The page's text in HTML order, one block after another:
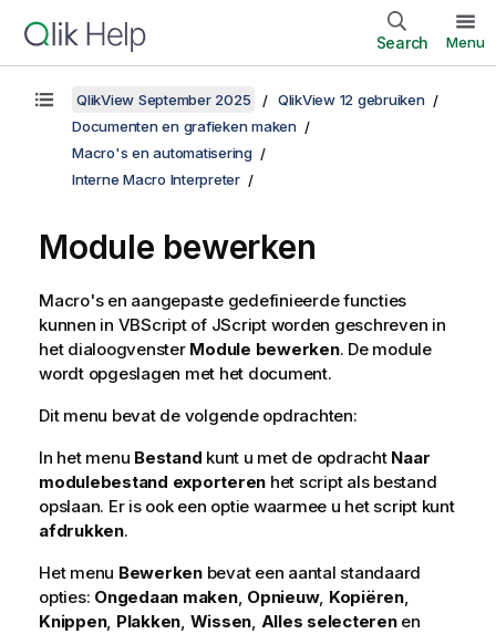
Search Menu
QlikView September 2025
QlikView 12 gebruiken
Documenten en grafieken maken
Macro's en automatisering
Interne Macro Interpreter
Module bewerken
Macro's en aangepaste gedefinieerde functies
kunnen in VBScript of JScript worden geschreven in
het dialoogvenster Module bewerken. De module
wordt opgeslagen met het document.
Dit menu bevat de volgende opdrachten:
In het menu Bestand kunt u met de opdracht Naar
modulebestand exporteren het script als bestand
opslaan. Er is ook een optie waarmee u het script kunt
afdrukken.
Het menu Bewerkenbevat een aantal standaard
opties: Ongedaan maken, Opnieuw, Kopiëren,
Knippen, Plakken, Wissen, Alles selecterenen